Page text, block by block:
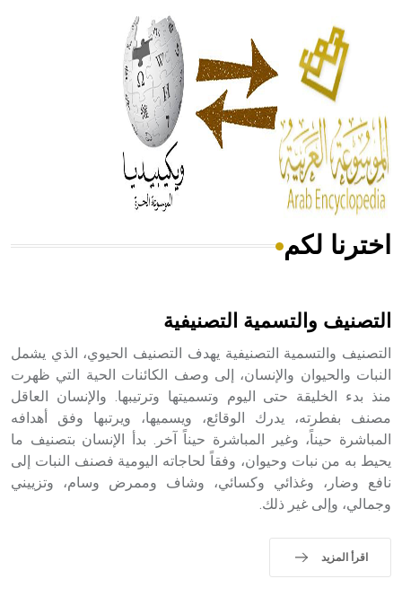
الحكم، الأدلة، تنظيم التغذية، ورسالته في جروح الرأس. ويعود
له الفضل بأنه حرر الطب من الدين والفلسفة.
- هل تعلم أن المرجان إفراز حيواني يتكون في البحر ويتركب
من مادة كربونات الكلسيوم، وهو أحمر أو شديد الحمرة وهو
أجود أنواعه، ويمتاز بكبر الحجم ويسمى الش
هل تعلم أن الأبسيد كلمة فرنسية اللفظ تم اعتمادها مصطلحاً
- هل تعلم أن أبجر Abgar اسم معروف جيداً يعود إلى عدد من
الملوك الذين حكموا مدينة إديسا (الرها) من أبجر الأول وحتى
التاسع، وهم ينتسبون إلى أسرة أوسروين
sign تكتب منفصلة غير متصلة، وتعتمد المبدأ الأكوروفوني،
اخترنا لكم
التصنيف والتسمية التصنيفية
التصنيف والتسمية التصنيفية يهدف التصنيف الحيوي، الذي يشمل
النبات والحيوان والإنسان، إلى وصف الكائنات الحية التي ظهرت
منذ بدء الخليقة حتى اليوم وتسميتها وترتيبها. والإنسان العاقل
مصنف بفطرته، يدرك الوقائع، ويسميها، ويرتبها وفق أهدافه
المباشرة حيناً، وغير المباشرة حيناً آخر. بدأ الإنسان بتصنيف ما
يحيط به من نبات وحيوان، وفقاً لحاجاته اليومية فصنف النبات إلى
نافع وضار، وغذائي وكسائي، وشاف وممرض وسام، وتزييني
وجمالي، وإلى غير ذلك.
اقرأ المزيد